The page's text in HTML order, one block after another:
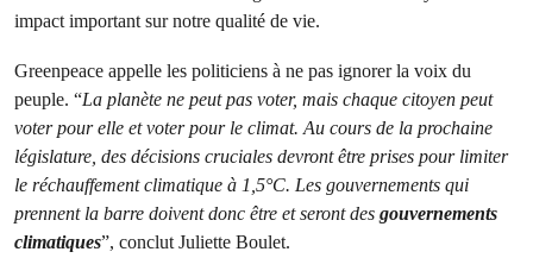
impact important sur notre qualité de vie.
Greenpeace appelle les politiciens à ne pas ignorer la voix du
peuple. “La planète ne peut pas voter, mais chaque citoyen peut
voter pour elle et voter pour le climat. Au cours de la prochaine
législature, des décisions cruciales devront être prises pour limiter
le réchauffement climatique à 1,5°C. Les gouvernements qui
prennent la barre doivent donc être et seront des gouvernements
climatiques”, conclut Juliette Boulet.